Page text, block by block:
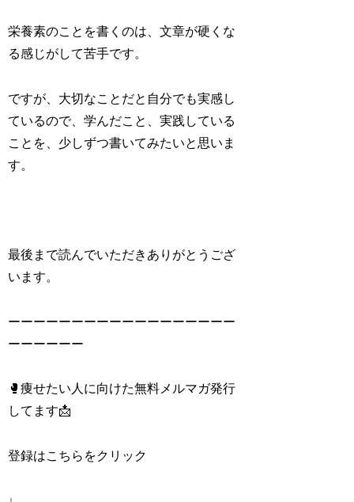
栄養素のことを書くのは、文章が硬くな
る感じがして苦手です。
ですが、大切なことだと自分でも実感し
ているので、学んだこと、実践している
ことを、少しずつ書いてみたいと思いま
す。
最後まで読んでいただきありがとうござ
います。
ーーーーーーーーーーーーーーーーーー
ーーーーーー
🥊痩せたい人に向けた無料メルマガ発行
してます📩
登録はこちらをクリック